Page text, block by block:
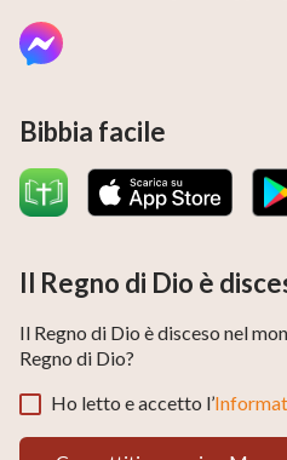
Bibbia facile
Il Regno di Dio è
Il Regno di Dio è disceso nel
Regno di Dio?
Ho letto e accetto l’